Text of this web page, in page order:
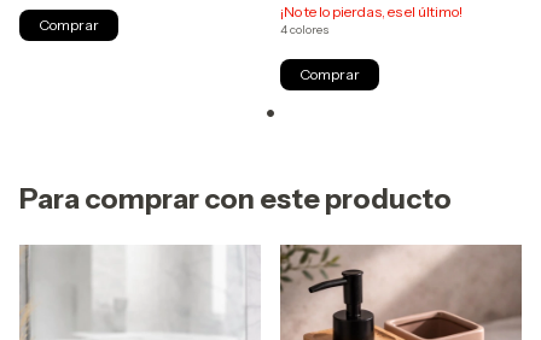
Comprar
¡No te lo pierdas, es el último!
4 colores
Comprar
Para comprar con este producto